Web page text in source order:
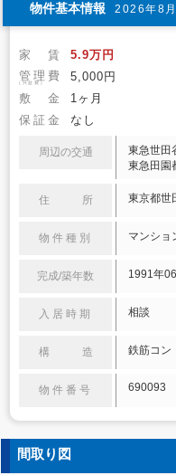
物件基本情報 2026年8
家 賃 5.9万円
管理費
(共益費) 5,000円
敷 金
1ヶ月
保証金
なし
周辺の交通
東急世田
東急田園
住 所 東京都世
物件種別 マンショ
完成/築年数 1991年
入居時期 相談
構 造 鉄筋コン
物件番号 690093
間取り図